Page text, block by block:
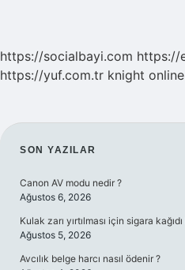
https://socialbayi.com https://
https://yuf.com.tr knight online
SIDEBAR
SON YAZILAR
Canon AV modu nedir ?
Ağustos 6, 2026
Kulak zarı yırtılması için sigara
Ağustos 5, 2026
Avcılık belge harcı nasıl ödenir ?